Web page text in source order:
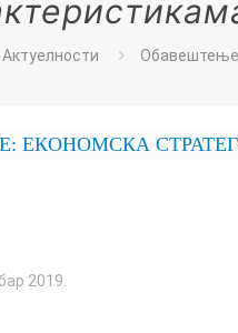
Актуелности Обавештење
СТРАТЕГИЈА
2019.